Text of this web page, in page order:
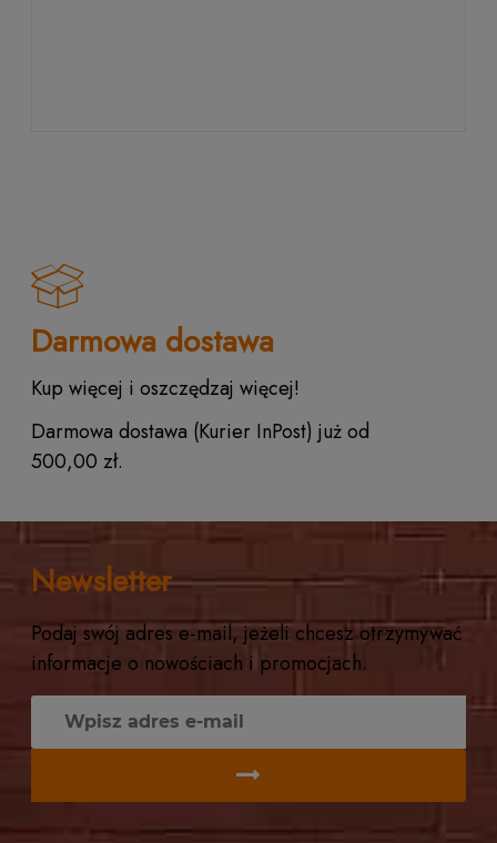
Darmowa dostawa
Kup więcej i oszczędzaj więcej!
Darmowa dostawa (Kurier InPost) już od
500,00 zł.
Newsletter
Podaj swój adres e-mail, jeżeli chcesz otrzymywać
informacje o nowościach i promocjach.